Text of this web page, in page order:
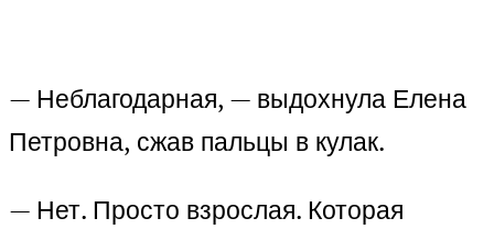
— Неблагодарная, — выдохнула Елена
Петровна, сжав пальцы в кулак.
— Нет. Просто взрослая. Которая